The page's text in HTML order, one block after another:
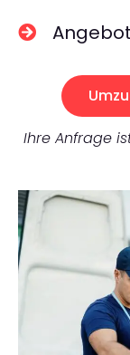
Ihre Anfrage